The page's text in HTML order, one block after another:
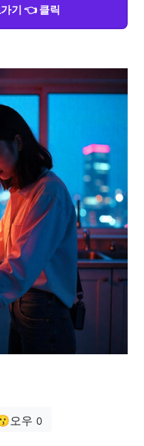
기 👈 클릭
오우 0